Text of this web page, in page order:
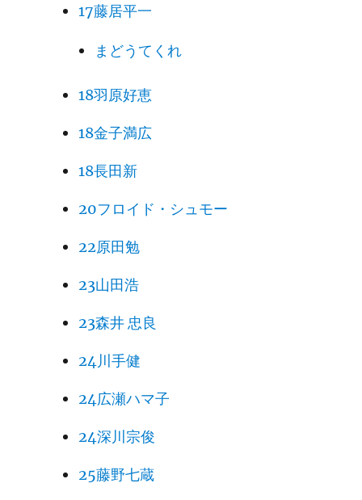
17藤居平一
まどうてくれ
18羽原好恵
18金子満広
18長田新
20フロイド・シュモー
22原田勉
23山田浩
23森井 忠良
24川手健
24広瀬ハマ子
24深川宗俊
25藤野七蔵